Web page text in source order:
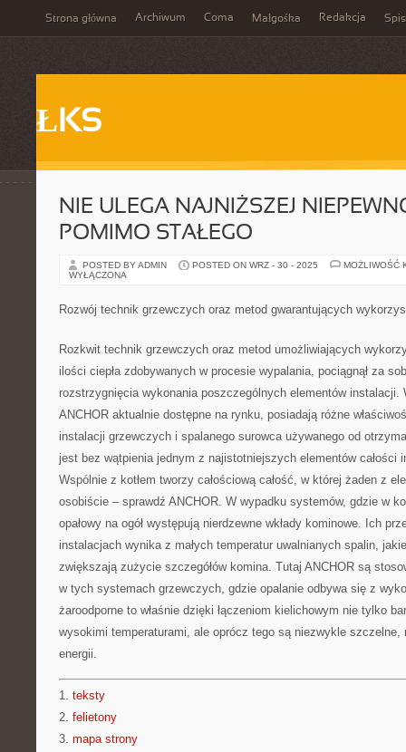
Strona główna Archiwum Coma Małgośka Redakcja
ŁKS
NIE ULEGA NAJNIŻSZEJ
POMIMO STAŁEGO
POSTED BY ADMIN POSTED ON WRZ - 30 - 2025
MOŻLIWOŚĆ
WYŁĄCZONA
Rozwój technik grzewczych oraz metod gwarantujących
Rozkwit technik grzewczych oraz metod umożliwiających
ilości ciepła zdobywanych w procesie wypalania, pociągnął za
rozstrzygnięcia wykonania poszczególnych elementów instalacji.
ANCHOR aktualnie dostępne na rynku, posiadają różne
instalacji grzewczych i spalanego surowca używanego od
jest bez wątpienia jednym z najistotniejszych elementów całości
Wspólnie z kotłem tworzy całościową całość, w której żaden z
osobiście – sprawdź ANCHOR. W wypadku systemów, gdzie w
opałowy na ogół występują nierdzewne wkłady kominowe. Ich
instalacjach wynika z małych temperatur uwalnianych spalin,
zwiększają zużycie szczegółów komina. Tutaj ANCHOR są
w tych systemach grzewczych, gdzie opalanie odbywa się z
żaroodporne to właśnie dzięki łączeniom kielichowym nie tylko
wysokimi temperaturami, ale oprócz tego są niezwykle
energii.
1. teksty
2. felietony
3. mapa strony